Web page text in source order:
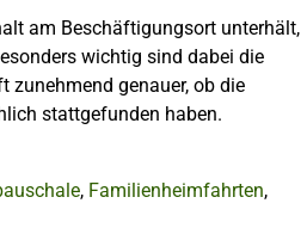
am Beschäftigungsort unterhält,
wichtig sind dabei die
zunehmend genauer, ob die
stattgefunden haben.
, Familienheimfahrten,